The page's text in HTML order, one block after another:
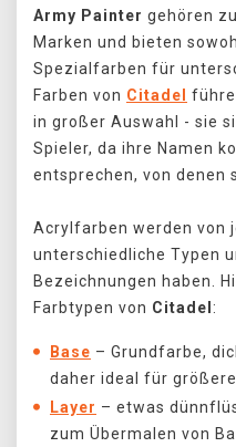
Army Painter gehören
Marken und bieten
Spezialfarben für
Farben von Citadel
in großer Auswahl - sie
Spieler, da ihre Namen
entsprechen, von denen
Acrylfarben werden von
unterschiedliche Typen
Bezeichnungen haben.
Farbtypen von Citadel :
Base – Grundfarbe,
daher ideal für
Layer – etwas
zum Übermalen von